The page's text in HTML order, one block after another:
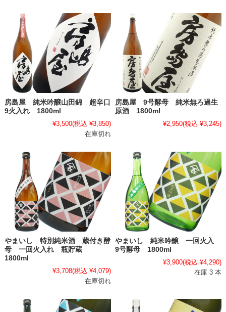
房島屋 純米吟醸山田錦 超辛口
9火入れ 1800ml
¥3,500(税込 ¥3,850)
在庫切れ
房島屋 9号酵母 純米無ろ過生
原酒 1800ml
¥2,950(税込 ¥3,245)
やまいし 特別純米酒 蔵付き酵
母 一回火入れ 瓶貯蔵
1800ml
¥3,708(税込 ¥4,079)
在庫切れ
やまいし 純米吟醸 一回火入
9号酵母 1800ml
¥3,900(税込 ¥4,290)
在庫 3 本